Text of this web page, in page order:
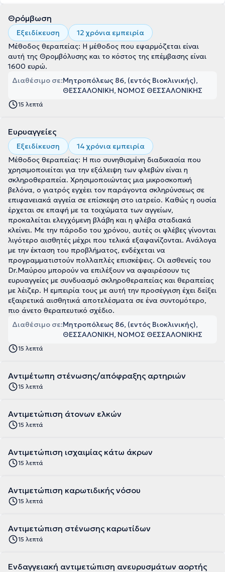
Θρόμβωση
Εξειδίκευση
12 χρόνια εμπειρία
Μέθοδος θεραπείας: Η μέθοδος που εφαρμόζεται είναι
αυτή της Θρομβόλυσης και το κόστος της επέμβασης είναι
1600 ευρώ.
Διαθέσιμο σε:Μητροπόλεως 86, (εντός Βιοκλινικής),
ΘΕΣΣΑΛΟΝΙΚΗ, ΝΟΜΟΣ ΘΕΣΣΑΛΟΝΙΚΗΣ
15 λεπτά
Ευρυαγγείες
Εξειδίκευση
14 χρόνια εμπειρία
Μέθοδος θεραπείας: Η πιο συνηθισμένη διαδικασία που
χρησιμοποιείται για την εξάλειψη των φλεβών είναι η
σκληροθεραπεία. Χρησιμοποιώντας μια μικροσκοπική
βελόνα, ο γιατρός εγχέει τον παράγοντα σκληρύνσεως σε
επιφανειακά αγγεία σε επίσκεψη στο ιατρείο. Καθώς η ουσία
έρχεται σε επαφή με τα τοιχώματα των αγγείων,
προκαλείται ελεγχόμενη βλάβη και η φλέβα σταδιακά
κλείνει. Με την πάροδο του χρόνου, αυτές οι φλέβες γίνονται
λιγότερο αισθητές μέχρι που τελικά εξαφανίζονται. Ανάλογα
με την έκταση του προβλήματος, ενδέχεται να
προγραμματιστούν πολλαπλές επισκέψεις. Οι ασθενείς του
Dr.Μαύρου μπορούν να επιλέξουν να αφαιρέσουν τις
ευρυαγγείες με συνδυασμό σκληροθεραπείας και θεραπείας
με λέιζερ. Η εμπειρία τους με αυτή την προσέγγιση έχει δείξει
εξαιρετικά αισθητικά αποτελέσματα σε ένα συντομότερο,
πιο άνετο θεραπευτικό σχέδιο.
Διαθέσιμο σε:Μητροπόλεως 86, (εντός Βιοκλινικής),
ΘΕΣΣΑΛΟΝΙΚΗ, ΝΟΜΟΣ ΘΕΣΣΑΛΟΝΙΚΗΣ
15 λεπτά
Αντιμέτωπη στένωσης/απόφραξης αρτηριών
15 λεπτά
Αντιμετώπιση άτονων ελκών
15 λεπτά
Αντιμετώπιση ισχαιμίας κάτω άκρων
15 λεπτά
Αντιμετώπιση καρωτιδικής νόσου
15 λεπτά
Αντιμετώπιση στένωσης καρωτίδων
15 λεπτά
Ενδαγγειακή αντιμετώπιση ανευρυσμάτων αορτής